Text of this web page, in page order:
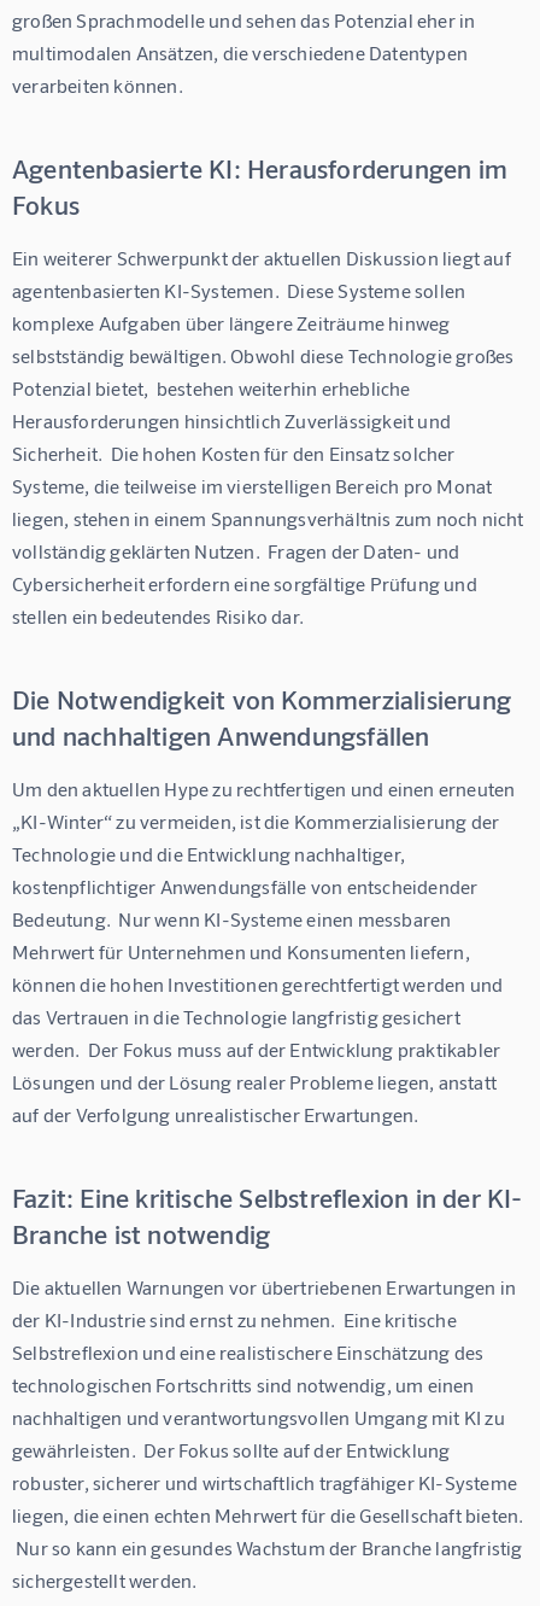
großen Sprachmodelle und sehen das Potenzial eher in
multimodalen Ansätzen, die verschiedene Datentypen
verarbeiten können.
Agentenbasierte KI: Herausforderungen im
Fokus
Ein weiterer Schwerpunkt der aktuellen Diskussion liegt auf
agentenbasierten KI-Systemen.  Diese Systeme sollen
komplexe Aufgaben über längere Zeiträume hinweg
selbstständig bewältigen. Obwohl diese Technologie großes
Potenzial bietet,  bestehen weiterhin erhebliche
Herausforderungen hinsichtlich Zuverlässigkeit und
Sicherheit.  Die hohen Kosten für den Einsatz solcher
Systeme, die teilweise im vierstelligen Bereich pro Monat
liegen, stehen in einem Spannungsverhältnis zum noch nicht
vollständig geklärten Nutzen.  Fragen der Daten- und
Cybersicherheit erfordern eine sorgfältige Prüfung und
stellen ein bedeutendes Risiko dar.
Die Notwendigkeit von Kommerzialisierung
und nachhaltigen Anwendungsfällen
Um den aktuellen Hype zu rechtfertigen und einen erneuten
„KI-Winter“ zu vermeiden, ist die Kommerzialisierung der
Technologie und die Entwicklung nachhaltiger,
kostenpflichtiger Anwendungsfälle von entscheidender
Bedeutung.  Nur wenn KI-Systeme einen messbaren
Mehrwert für Unternehmen und Konsumenten liefern,
können die hohen Investitionen gerechtfertigt werden und
das Vertrauen in die Technologie langfristig gesichert
werden.  Der Fokus muss auf der Entwicklung praktikabler
Lösungen und der Lösung realer Probleme liegen, anstatt
auf der Verfolgung unrealistischer Erwartungen.
Fazit: Eine kritische Selbstreflexion in der KI-
Branche ist notwendig
Die aktuellen Warnungen vor übertriebenen Erwartungen in
der KI-Industrie sind ernst zu nehmen.  Eine kritische
Selbstreflexion und eine realistischere Einschätzung des
technologischen Fortschritts sind notwendig, um einen
nachhaltigen und verantwortungsvollen Umgang mit KI zu
gewährleisten.  Der Fokus sollte auf der Entwicklung
robuster, sicherer und wirtschaftlich tragfähiger KI-Systeme
liegen, die einen echten Mehrwert für die Gesellschaft bieten.
Nur so kann ein gesundes Wachstum der Branche langfristig
sichergestellt werden.